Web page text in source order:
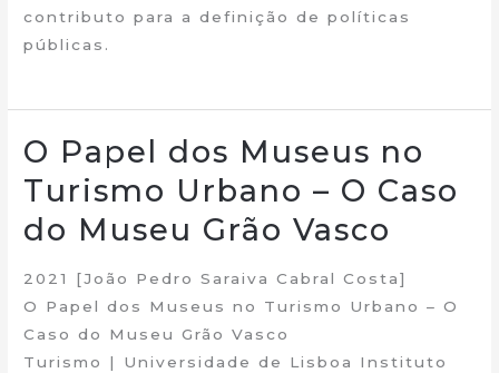
contributo para a definição de políticas
públicas.
O Papel dos Museus no
Turismo Urbano – O Caso
do Museu Grão Vasco
2021 [João Pedro Saraiva Cabral Costa]
O Papel dos Museus no Turismo Urbano – O
Caso do Museu Grão Vasco
Turismo | Universidade de Lisboa Instituto